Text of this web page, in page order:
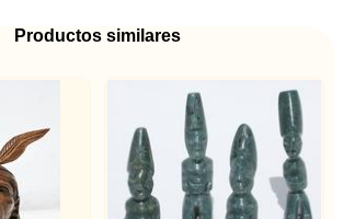
Productos similares